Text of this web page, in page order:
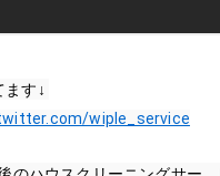
す↓
wiple_service